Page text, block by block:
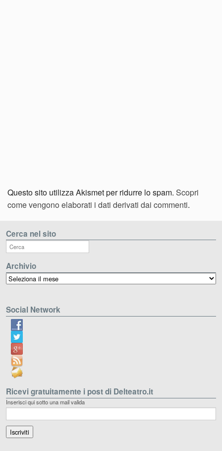
Questo sito utilizza Akismet per ridurre lo spam. Scopri
come vengono elaborati i dati derivati dai commenti.
Cerca nel sito
Archivio
Archivio
Social Network
Ricevi gratuitamente i post di Delteatro.it
Inserisci qui sotto una mail valida